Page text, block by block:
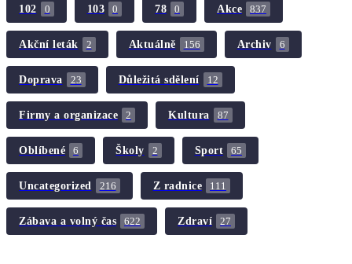
102 0 103 0 78 0 Akce 837
Akční leták 2 Aktuálně 156 Archiv 6
Doprava 23 Důležitá sdělení 12
Firmy a organizace 2 Kultura 87
Oblíbené 6 Školy 2 Sport 65
Uncategorized 216 Z radnice 111
Zábava a volný čas 622 Zdraví 27